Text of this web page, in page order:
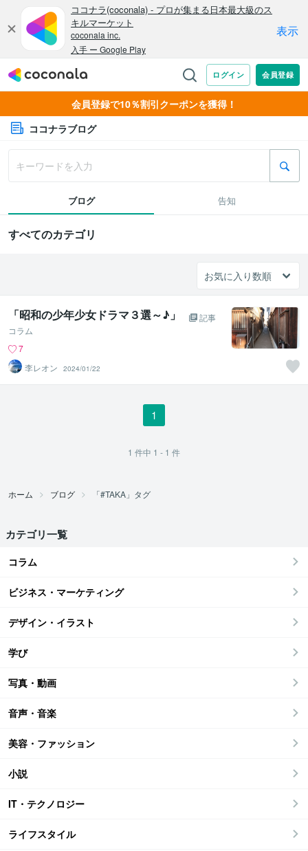
会員登録で10％割引クーポンを獲得！
ココナラブログ
ブログ 告知
すべてのカテゴリ
「昭和の少年少女ドラマ３選～♪」
記事
コラム
7
李レオン
2024/01/22
1
1 件中 1 - 1 件
ホーム ブログ 「#TAKA」タグ
カテゴリ一覧
コラム
ビジネス・マーケティング
デザイン・イラスト
学び
写真・動画
音声・音楽
美容・ファッション
小説
IT・テクノロジー
ライフスタイル